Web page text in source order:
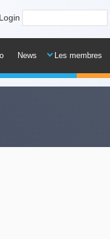
Login
News Les membres